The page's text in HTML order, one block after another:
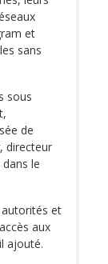
et
sans
sous
de
directeur
le
autorités et
aux
ajouté.